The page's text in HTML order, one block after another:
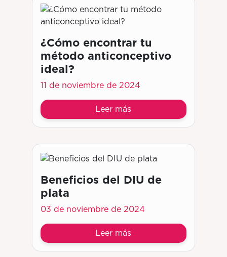
¿Cómo encontrar tu
método anticonceptivo
ideal?
11 de noviembre de 2024
Leer más
Beneficios del DIU de
plata
03 de noviembre de 2024
Leer más